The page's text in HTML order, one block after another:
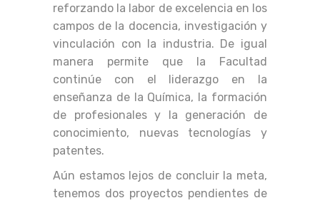
reforzando la labor de excelencia en los
campos de la docencia, investigación y
vinculación con la industria. De igual
manera permite que la Facultad
continúe con el liderazgo en la
enseñanza de la Química, la formación
de profesionales y la generación de
conocimiento, nuevas tecnologías y
patentes.
Aún estamos lejos de concluir la meta,
tenemos dos proyectos pendientes de